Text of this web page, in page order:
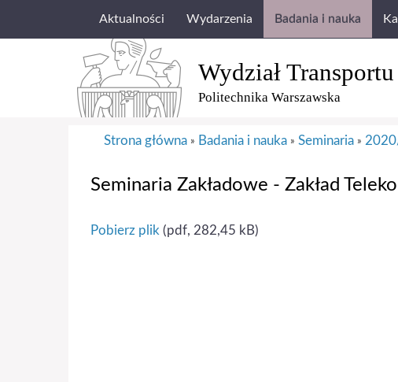
Aktualności Wydarzenia Badania i nauka
Wydział Transportu
Politechnika Warszawska
Strona główna » Badania i nauka » Seminaria »
Seminaria Zakładowe - Zakład
Pobierz plik (pdf, 282,45 kB)